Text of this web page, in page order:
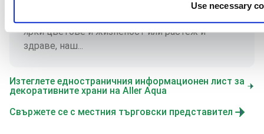
Use necessary
вид физиология и хранително поведение.
ярки цветове и жизненост или растеж и
здраве, наш...
Изтеглете едностраничния информационен лист за
декоративните храни на Aller Aqua
Свържете се с местния търговски представител